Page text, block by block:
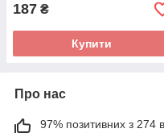
187 ₴
Купити
Про нас
97% позитивних з 274